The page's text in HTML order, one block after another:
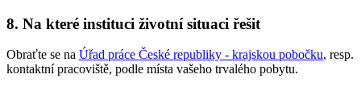
8. Na které instituci životní situaci řešit
Obraťte se na Úřad práce České republiky - krajskou pobočku, resp.
kontaktní pracoviště, podle místa vašeho trvalého pobytu.